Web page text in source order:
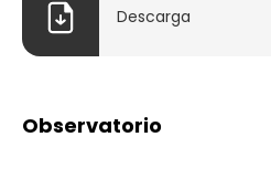
Descarga
Observatorio